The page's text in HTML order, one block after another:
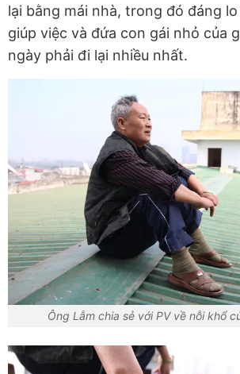
lại bằng mái nhà, trong đó đáng
giúp việc và đứa con gái nhỏ của
ngày phải đi lại nhiều nhất.
Ông Lẫm chia sẻ với PV về nỗi khổ